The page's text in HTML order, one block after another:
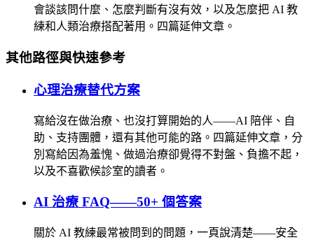
會談該問什麼、怎麼判斷有沒有效，以及怎麼把 AI 教
練和人類治療搭配著用。四篇延伸文章。
其他路徑與快速參考
心理治療替代方案
寫給沒在做治療、也沒打算開始的人——AI 陪伴、自
助、支持團體，還有其他可能的路。四篇延伸文章，分
別寫給因為羞愧、做過治療卻覺得不對盤、負擔不起，
以及不喜歡候診室的讀者。
AI 治療 FAQ——50+ 個答案
關於 AI 教練最常被問到的問題，一頁說清楚——安全